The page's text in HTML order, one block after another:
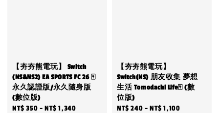
【夯夯熊電玩】 Switch
(NS&NS2) EA SPORTS FC 26 🀄
永久認證版/永久隨身版
(數位版)
Sale
NT$ 350 -NT$ 1,340
【夯夯熊電玩】
Switch(NS) 朋友收集 夢想
生活 Tomodachi Life🀄 (數
位版)
Sale
NT$ 240 -NT$ 1,100